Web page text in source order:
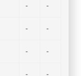
- -
- -
- -
- -